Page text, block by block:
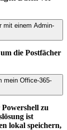
mit einem Admin-
die Postfächer
mein Office-365-
zu
ist
lokal speichern,